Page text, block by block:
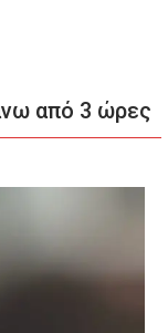
από 3 ώρες